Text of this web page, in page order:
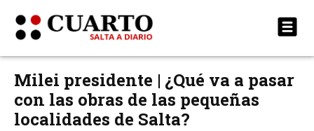
Milei presidente | ¿Qué va a pasar
con las obras de las pequeñas
localidades de Salta?